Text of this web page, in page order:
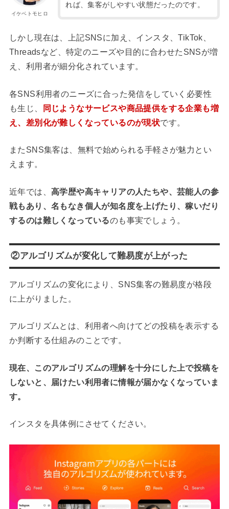
イケベトモヒロ
れば、集客がしやすい状態だったのです。
しかし現在は、上記SNSに加え、インスタ、TikTok、
Threadsなど、特定のニーズや目的に合わせたSNSが増
え、利用者が細分化されています。
各SNS利用者のニーズに合った発信をしていく必要性
も生じ、
同じようなサービスや商品提供をする企業も増
え、差別化が難しくなっているのが現状です。
またSNS集客は、無料で始められる手軽さが魅力とい
えます。
近年では、 高学歴や高キャリアの人たちや、芸能人の参
戦もあり、名もなき個人が知名度を上げたり、稼いだり
するのは難しくなっているのも事実でしょう。
②アルゴリズムが変化して難易度が上がった
アルゴリズムの変化により、SNS集客の難易度が格段
に上がりました。
アルゴリズムとは、利用者へ向けてどの投稿を表示する
か判断する仕組みのことです。
現在、このアルゴリズムの理解を十分にした上で投稿を
しないと、届けたい利用者に情報が届かなくなっていま
す。
インスタを具体例にさせてください。